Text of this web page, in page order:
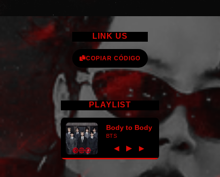
LINK US
COPIAR CÓDIGO
PLAYLIST
Body to Body
BTS
◀ ► ▶